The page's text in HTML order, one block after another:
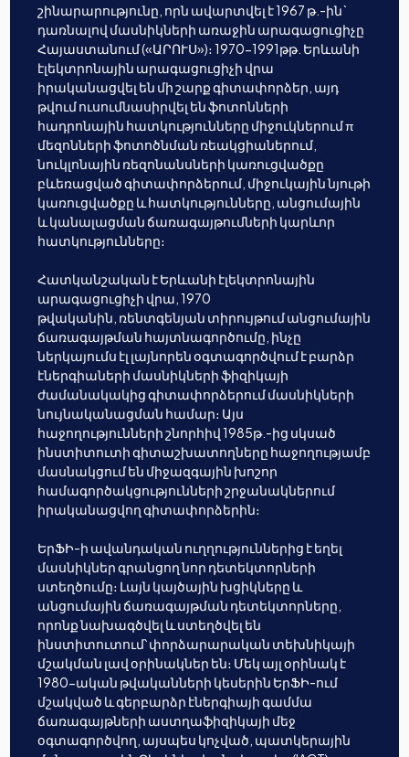
շինարարությունը, որն ավարտվել է 1967 թ.-ին`
դառնալով մասնիկների առաջին արագացուցիչը
Հայաստանում («ԱՐՈՒՍ»)։ 1970-1991թթ. Երևանի
էլեկտրոնային արագացուցիչի վրա
իրականացվել են մի շարք գիտափորձեր, այդ
թվում ուսումնասիրվել են ֆոտոնների
հադրոնային հատկությունները միջուկներում π
մեզոնների ֆոտոծնման ռեակցիաներում,
նուկլոնային ռեզոնանսների կառուցվածքը
բևեռացված գիտափորձերում, միջուկային նյութի
կառուցվածքը և հատկությունները, անցումային
և կանալացման ճառագայթումների կարևոր
հատկությունները։
Հատկանշական է Երևանի էլեկտրոնային
արագացուցիչի վրա, 1970
թվականին, ռենտգենյան տիրույթում անցումային
ճառագայթման հայտնագործումը, ինչը
ներկայումս էլ լայնորեն օգտագործվում է բարձր
էներգիաների մասնիկների ֆիզիկայի
ժամանակակից գիտափորձերում մասնիկների
նույնականացման համար։ Այս
հաջողությունների շնորհիվ 1985թ.-ից սկսած
ինստիտուտի գիտաշխատողները հաջողությամբ
մասնակցում են միջազգային խոշոր
համագործակցությունների շրջանակներում
իրականացվող գիտափորձերին։
ԵրՖԻ-ի ավանդական ուղղություններից է եղել
մասնիկներ գրանցող նոր դետեկտորների
ստեղծումը։ Լայն կայծային խցիկները և
անցումային ճառագայթման դետեկտորները,
որոնք նախագծվել և ստեղծվել են
ինստիտուտում՝ փորձարարական տեխնիկայի
մշակման լավ օրինակներ են։ Մեկ այլ օրինակ է
1980-ական թվականների կեսերին ԵրՖԻ-ում
մշակված և գերբարձր էներգիայի գամմա
ճառագայթների աստղաֆիզիկայի մեջ
օգտագործվող, այսպես կոչված, պատկերային